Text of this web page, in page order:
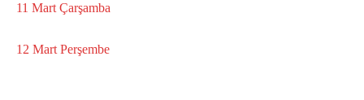
11 Mart Çarşamba
12 Mart Perşembe